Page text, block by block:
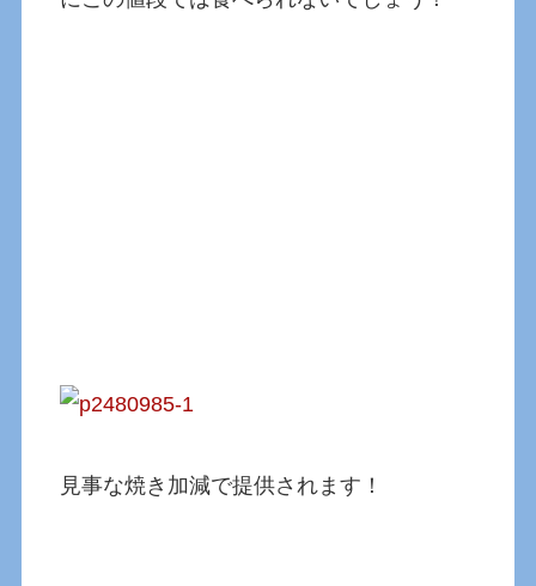
見事な焼き加減で提供されます！